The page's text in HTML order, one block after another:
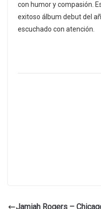
con humor y compasión.
exitoso álbum debut del
escuchado con atención.
Jamiah Rogers –